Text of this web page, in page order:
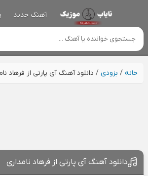
آهنگ جدید
خانه/ بزودی / دانلود آهنگ آی پارتی از فرهاد
دانلود آهنگ آی پارتی از فرهاد نامداری